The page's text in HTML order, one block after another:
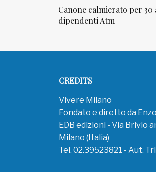
per 30 alloggi a
NATUROPATIA IN
CREDITS
Vivere Milano
Fondato e diretto da
EDB edizioni - Via Brivio
Milano (Italia)
Tel. 02.39523821 - Aut.